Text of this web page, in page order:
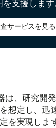
を支援します
サービスを見る
は、研究開
想定し、迅
を実現します